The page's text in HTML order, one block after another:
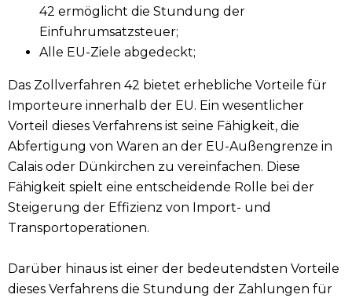
42 ermöglicht die Stundung der
Einfuhrumsatzsteuer;
Alle EU-Ziele abgedeckt;
Das Zollverfahren 42 bietet erhebliche Vorteile für
Importeure innerhalb der EU. Ein wesentlicher
Vorteil dieses Verfahrens ist seine Fähigkeit, die
Abfertigung von Waren an der EU-Außengrenze in
Calais oder Dünkirchen zu vereinfachen. Diese
Fähigkeit spielt eine entscheidende Rolle bei der
Steigerung der Effizienz von Import- und
Transportoperationen.
Darüber hinaus ist einer der bedeutendsten Vorteile
dieses Verfahrens die Stundung der Zahlungen für